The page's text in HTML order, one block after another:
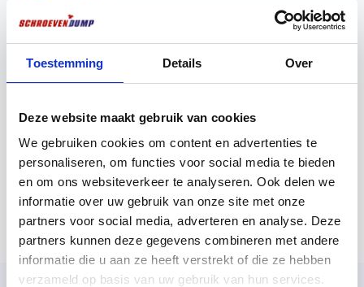
Toestemming Details Over
Deze website maakt gebruik van cookies
We gebruiken cookies om content en advertenties te
personaliseren, om functies voor social media te bieden
en om ons websiteverkeer te analyseren. Ook delen we
informatie over uw gebruik van onze site met onze
partners voor social media, adverteren en analyse. Deze
partners kunnen deze gegevens combineren met andere
informatie die u aan ze heeft verstrekt of die ze hebben
verzameld op basis van uw gebruik van hun services.
Haben Sie ein Problem mit dem Verkauf Ihrer
Produkte? Oder möchten Sie mehr Informationen
Kontakt mit unseren Experten auf. Sie haben immer
ein offenes Ohr für Ihre Fragen!
Chatten über
Whatsapp
Senden Sie eine E-
Mail